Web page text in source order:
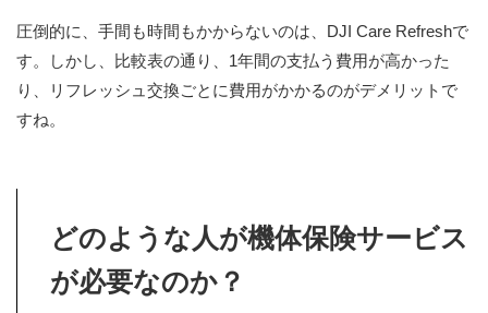
圧倒的に、手間も時間もかからないのは、DJI Care Refreshで
す。しかし、比較表の通り、1年間の支払う費用が高かった
り、リフレッシュ交換ごとに費用がかかるのがデメリットで
すね。
どのような人が機体保険サービス
が必要なのか？